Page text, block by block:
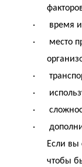
· время и
· место
·
·
·
·
Если вы
чтобы